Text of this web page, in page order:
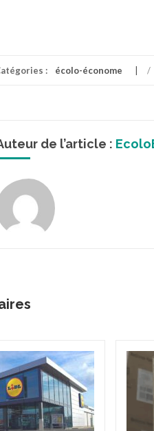
: écolo-économe /
de l’article :